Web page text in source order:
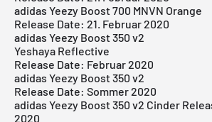
adidas Yeezy Boost 700 MNVN Orange
Release Date: 21. Februar 2020
adidas Yeezy Boost 350 v2
Yeshaya Reflective
Release Date: Februar 2020
adidas Yeezy Boost 350 v2
Release Date: Sommer 2020
adidas Yeezy Boost 350 v2 Cinder
2020